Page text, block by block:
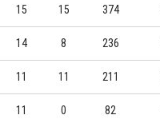
15 15 374
14 8 236
11 11 211
11 0 82